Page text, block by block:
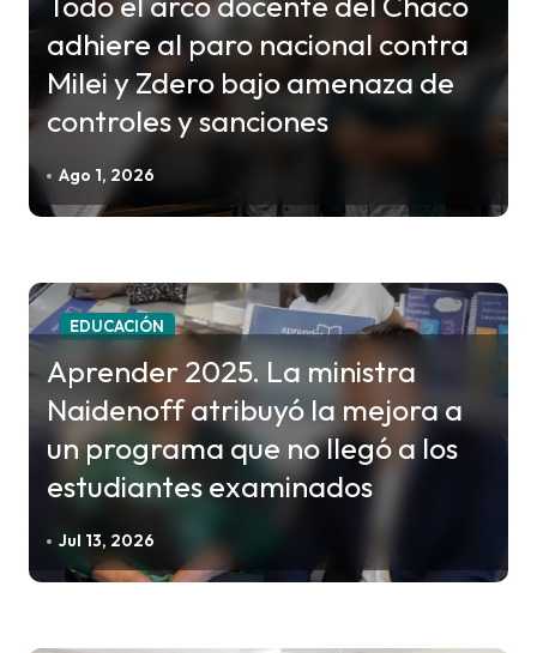
ó
e
a
d
a
adhiere al paro nacional contra
Milei y Zdero bajo amenaza de
controles y sanciones
Ago 1, 2026
EDUCACIÓN
Aprender 2025. La ministra
Naidenoff atribuyó la mejora a
un programa que no llegó a los
estudiantes examinados
Jul 13, 2026